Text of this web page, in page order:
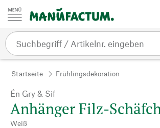
Zum Inhalt springen
Startseite Frühlingsdekoration
Én Gry & Sif
Anhänger Filz-
Weiß